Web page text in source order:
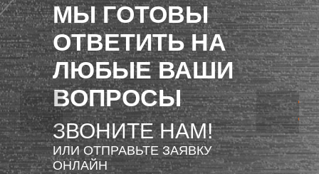
МЫ ГОТОВЫ
ОТВЕТИТЬ НА
ЛЮБЫЕ ВАШИ
ВОПРОСЫ
ЗВОНИТЕ НАМ!
ИЛИ ОТПРАВЬТЕ ЗАЯВКУ
ОНЛАЙН